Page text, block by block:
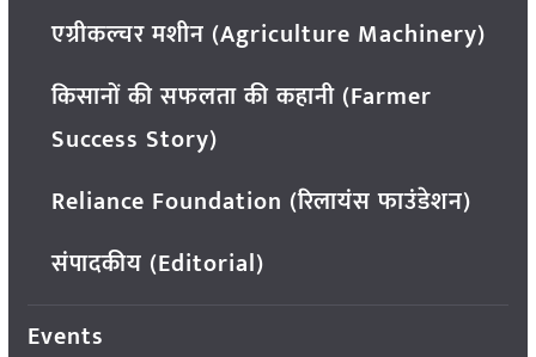
एग्रीकल्चर मशीन (Agriculture Machinery)
किसानों की सफलता की कहानी (Farmer
Success Story)
Reliance Foundation (रिलायंस फाउंडेशन)
संपादकीय (Editorial)
Events